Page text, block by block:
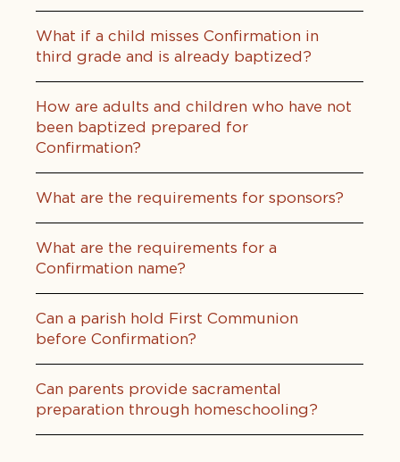
What if a child misses Confirmation in
third grade and is already baptized?
How are adults and children who have not
been baptized prepared for
Confirmation?
What are the requirements for sponsors?
What are the requirements for a
Confirmation name?
Can a parish hold First Communion
before Confirmation?
Can parents provide sacramental
preparation through homeschooling?